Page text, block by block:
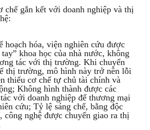
chế gắn kết với doanh nghiệp và thị
hoạch hóa, viện nghiên cứu được
khoa học của nhà nước, không
tác với thị trường. Khi chuyển
thị trường, mô hình này trở nên lỗi
thiếu cơ chế tự chủ tài chính và
Không hình thành được các
với doanh nghiệp để thương mại
cứu; Tỷ lệ sáng chế, bằng độc
công nghệ được chuyển giao ra thị